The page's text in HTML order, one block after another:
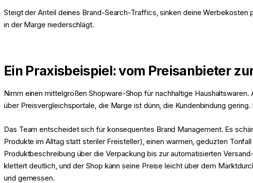
Steigt der Anteil deines Brand-Search-Traffics, sinken deine
in der Marge niederschlägt.
Ein Praxisbeispiel: vom Preisanbieter
Nimm einen mittelgroßen Shopware-Shop für nachhaltige
über Preisvergleichsportale, die Marge ist dünn, die Kundenbindung
Das Team entscheidet sich für konsequentes Brand Management. Es
Produkte im Alltag statt steriler Freisteller), einen warmen, geduzten
Produktbeschreibung über die Verpackung bis zur automatisierten
klettert deutlich, und der Shop kann seine Preise leicht über dem
und gemessen.